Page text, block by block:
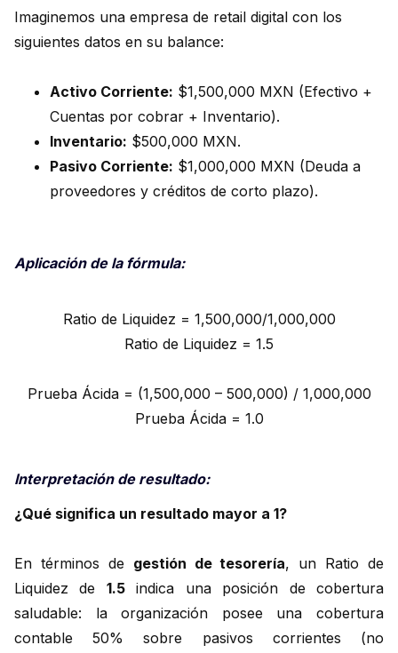
Imaginemos una empresa de retail digital con los
siguientes datos en su balance:
Activo Corriente: $1,500,000 MXN (Efectivo +
Cuentas por cobrar + Inventario).
Inventario: $500,000 MXN.
Pasivo Corriente: $1,000,000 MXN (Deuda a
proveedores y créditos de corto plazo).
Aplicación de la fórmula:
Ratio de Liquidez = 1,500,000/1,000,000
Ratio de Liquidez = 1.5
Prueba Ácida = (1,500,000 – 500,000) / 1,000,000
Prueba Ácida = 1.0
Interpretación de resultado:
¿Qué significa un resultado mayor a 1?
En términos de gestión de tesorería, un Ratio de
Liquidez de 1.5indica una posición de cobertura
saludable: la organización posee una cobertura
contable 50% sobre pasivos corrientes (no